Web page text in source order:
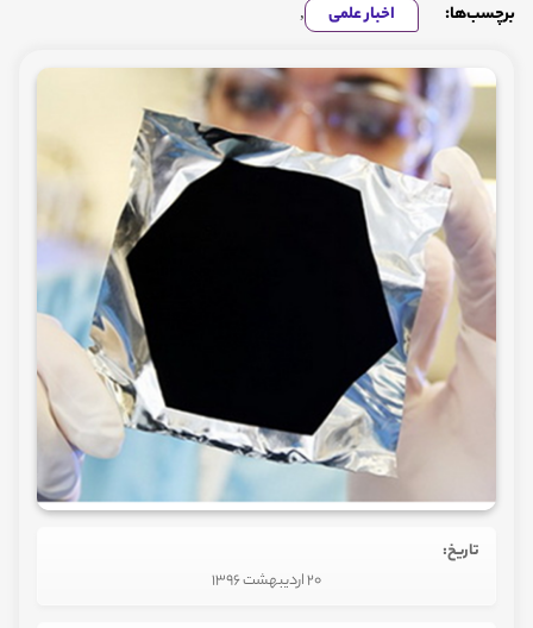
برچسب‌ها: اخبار علمی ,
تاریخ:
20 اردیبهشت 1396